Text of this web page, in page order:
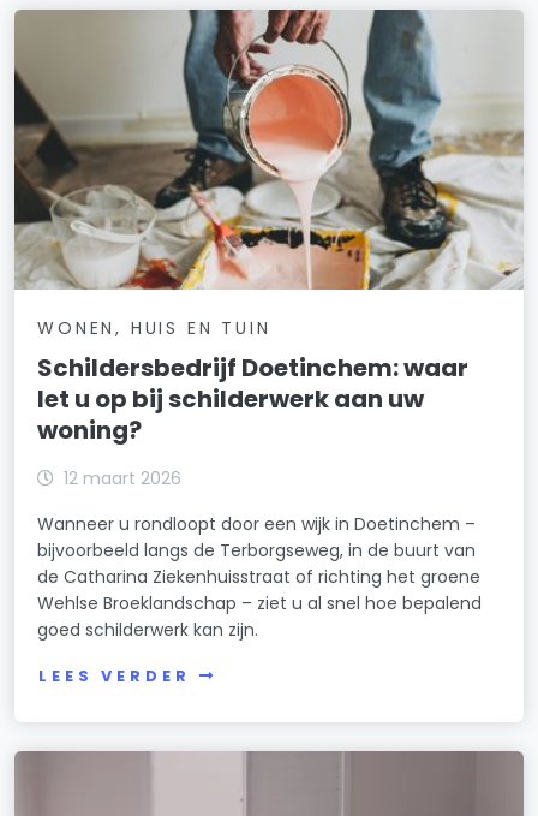
WONEN, HUIS EN TUIN
Schildersbedrijf Doetinchem: waar
let u op bij schilderwerk aan uw
woning?
12 maart 2026
Wanneer u rondloopt door een wijk in Doetinchem –
bijvoorbeeld langs de Terborgseweg, in de buurt van
de Catharina Ziekenhuisstraat of richting het groene
Wehlse Broeklandschap – ziet u al snel hoe bepalend
goed schilderwerk kan zijn.
LEES VERDER